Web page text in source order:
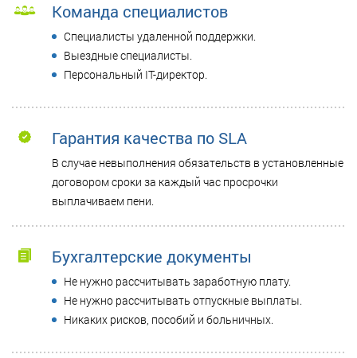
Команда специалистов
Специалисты удаленной поддержки.
Выездные специалисты.
Персональный IT-директор.
Гарантия качества по SLA
В случае невыполнения обязательств в установленные
договором сроки за каждый час просрочки
выплачиваем пени.
Бухгалтерские документы
Не нужно рассчитывать заработную плату.
Не нужно рассчитывать отпускные выплаты.
Никаких рисков, пособий и больничных.